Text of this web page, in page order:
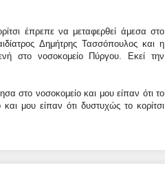
έπρεπε να μεταφερθεί άμεσα στο
Δημήτρης Τασσόπουλος και η
στο νοσοκομείο Πύργου. Εκεί την
στο νοσοκομείο και μου είπαν ότι το
μου είπαν ότι δυστυχώς το κορίτσι